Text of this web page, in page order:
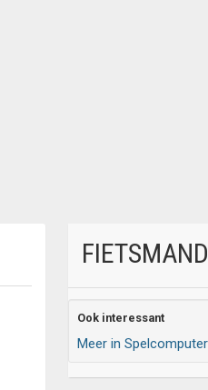
Ook interessant
Meer in